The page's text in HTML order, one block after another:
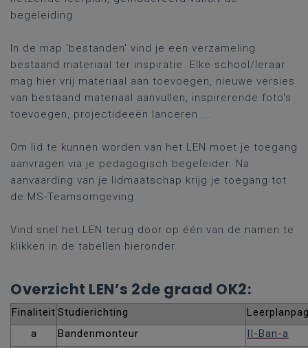
begeleiding.
In de map 'bestanden' vind je een verzameling
bestaand materiaal ter inspiratie. Elke school/leraar
mag hier vrij materiaal aan toevoegen, nieuwe versies
van bestaand materiaal aanvullen, inspirerende foto's
toevoegen, projectideeën lanceren ...
Om lid te kunnen worden van het LEN moet je toegang
aanvragen via je pedagogisch begeleider. Na
aanvaarding van je lidmaatschap krijg je toegang tot
de MS-Teamsomgeving.
Vind snel het LEN terug door op één van de namen te
klikken in de tabellen hieronder.
Overzicht LEN’s 2de graad OK2:
Finaliteit Studierichting
a
Bandenmonteur II-Ban-a